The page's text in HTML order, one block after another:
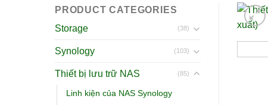
PRODUCT CATEGORIES
Storage
(38)
Synology (103)
Thiết bị lưu trữ NAS (85)
Linh kiện của NAS Synology